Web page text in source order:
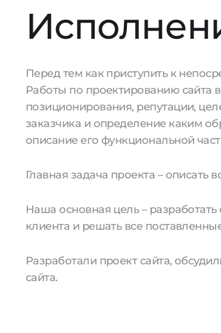
Перед тем как приступить к
Работы по проектированию сайта
позиционирования, репутации,
заказчика и определение каким
описание его функциональной
Главная задача проекта – описать
Наша основная цель –
клиента и решать все
Разработали проект сайта,
сайта.